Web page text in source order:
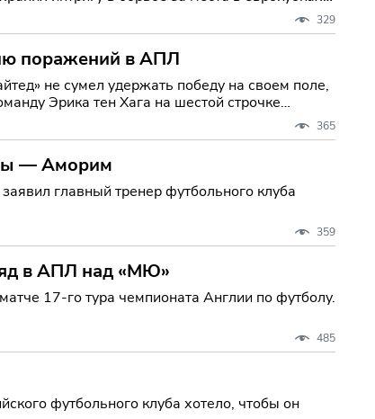
329
поражений в АПЛ
не сумел удержать победу на своем поле,
Эрика тен Хага на шестой строчке
365
— Аморим
главный тренер футбольного клуба
359
в АПЛ над «МЮ»
17-го тура чемпионата Англии по футболу.
485
футбольного клуба хотело, чтобы он